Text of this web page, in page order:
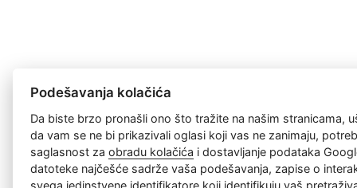
Podešavanja kolačića
Da biste brzo pronašli ono što tražite na našim stranicama,
da vam se ne bi prikazivali oglasi koji vas ne zanimaju,
saglasnost zaobradu kolačića i dostavljanje podataka
datoteke najčešće sadrže vaša podešavanja, zapise o
svega jedinstvene identifikatore koji identifikuju vaš